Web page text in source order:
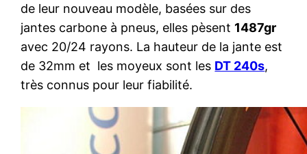
de leur nouveau modèle, basées sur des
jantes carbone à pneus, elles pèsent 1487gr
avec 20/24 rayons. La hauteur de la jante est
de 32mm et les moyeux sont les DT 240s,
très connus pour leur fiabilité.